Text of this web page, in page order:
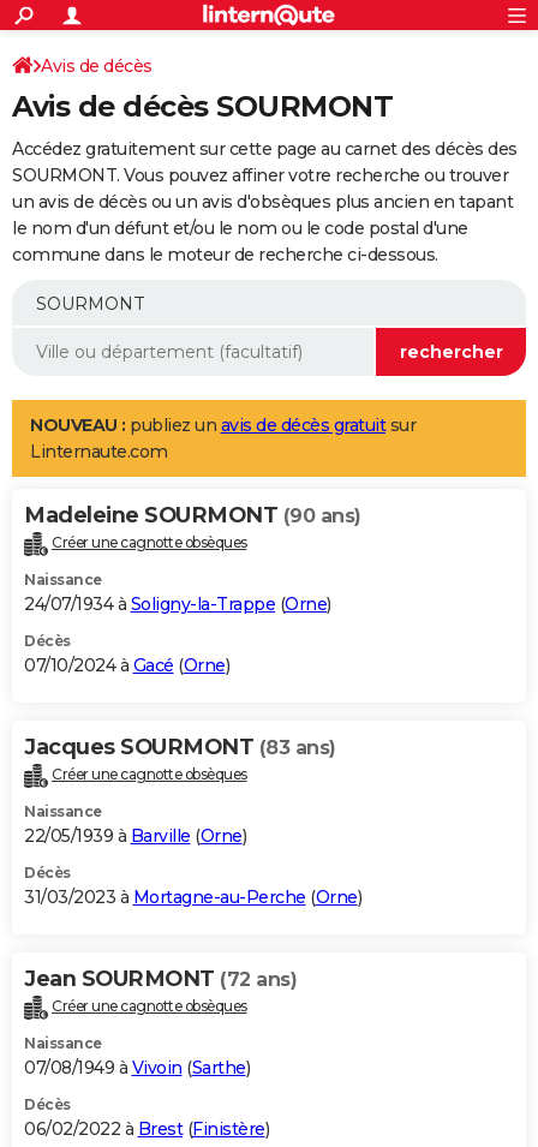
ACTUALITÉS
Politique
Société
Faits Divers
Education
Monde
Villes
+
SPORT
Coupe du monde 2026
Football
Tennis
Cyclisme
Rugby
Forum
Programme TV
TNT
Streaming
Cinéma
Sorties cinéma
Musique
+
FINANCE
Impôts
Immobilier
Risques naturels par ville
Banque
Assurance
Crédit
AUTO
Essais
Réserver un essai
Citadines
Berlines
SUV
Forum auto
+
Mobiles
Meilleur smartphone
Internet
Ordinateurs
Jeux vidéo
Guide high-tech
Aménagement intérieur
LIFESTYLE
Art de vivre
Bien-être
Loisirs
Mode
Modes de vie
Alimentation
Guide de la santé
Maladies
Médicaments
Sommeil
VOYAGE
Destinations
City break
Voyage nature
Voyage de noces
Forum
Climat
+PHOTO
GUIDES D'ACHAT
BONS PLANS
Carte de Noël
Carte Bonne année
Carte Saint-Valentin
Carte Pâques
Carte d'anniversaire
DICTIONNAIRE
Dictionnaire
Biographies
Citations
Expressions
Proverbes
PROGRAMME TV
S'inscrire
Se connecter
Lycées
Collèges
Primaires
Universités
Entreprises
Service militaire
Avis de recherche
AVIS DE DÉCÈS
Bricolage
Lifestyle
Culture
Sport
Auto
Television
Voyage
Cinema
Avis de décès
Avis de décès SOURMONT
Accédez gratuitement sur cette page au carnet des décès des
SOURMONT. Vous pouvez affiner votre recherche ou trouver
un avis de décès ou un avis d'obsèques plus ancien en tapant
le nom d'un défunt et/ou le nom ou le code postal d'une
commune dans le moteur de recherche ci-dessous.
NOUVEAU : publiez un avis de décès gratuitsur
Linternaute.com
Madeleine SOURMONT (90 ans)
Créer une cagnotte obsèques
Naissance
24/07/1934 à Soligny-la-Trappe (Orne)
Décès
07/10/2024 à Gacé (Orne)
Jacques SOURMONT (83 ans)
Créer une cagnotte obsèques
Naissance
22/05/1939 à Barville (Orne)
Décès
31/03/2023 à Mortagne-au-Perche (Orne)
Jean SOURMONT (72 ans)
Créer une cagnotte obsèques
Naissance
07/08/1949 à Vivoin (Sarthe)
Décès
06/02/2022 à Brest(Finistère)